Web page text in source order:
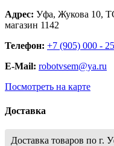
Адрес: Уфа, Жукова 10,
магазин 1142
Телефон: +7 (905) 000 -
E-Mail: robotvsem@ya.ru
Посмотреть на карте
Доставка
Доставка товаров по г.